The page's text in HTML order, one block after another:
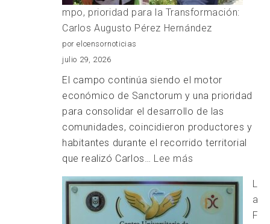
ARMA
DE
mpo, prioridad para la Transformación:
Carlos Augusto Pérez Hernández
por elcensornoticias
julio 29, 2026
El campo continúa siendo el motor
económico de Sanctorum y una prioridad
para consolidar el desarrollo de las
comunidades, coincidieron productores y
habitantes durante el recorrido territorial
que realizó Carlos… Lee más
El
campo,
prioridad
L
a
F